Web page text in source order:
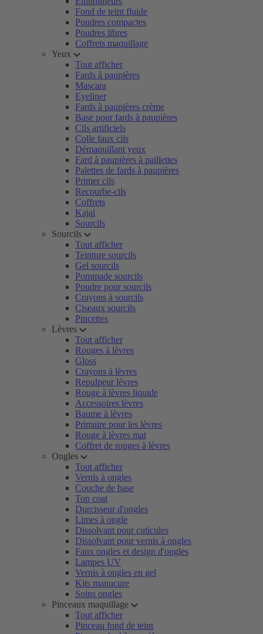
Fond de teint fluide
Poudres compactes
Poudres libres
Coffrets maquillage
Yeux
Tout afficher
Fards à paupières
Mascara
Eyeliner
Fards à paupières crème
Base pour fards à paupières
Cils artificiels
Colle faux cils
Démaquillant yeux
Fard à paupières à paillettes
Palettes de fards à paupières
Primer cils
Recourbe-cils
Coffrets
Kajal
Sourcils
Sourcils
Tout afficher
Teinture sourcils
Gel sourcils
Pommade sourcils
Poudre pour sourcils
Crayons à sourcils
Ciseaux sourcils
Pincettes
Lèvres
Tout afficher
Rouges à lèvres
Gloss
Crayons à lèvres
Repulpeur lèvres
Rouge à lèvres liquide
Accessoires lèvres
Baume à lèvres
Primaire pour les lèvres
Rouge à lèvres mat
Coffret de rouges à lèvres
Ongles
Tout afficher
Vernis à ongles
Couche de base
Top coat
Durcisseur d'ongles
Limes à ongle
Dissolvant pour cuticules
Dissolvant pour vernis à ongles
Faux ongles et design d'ongles
Lampes UV
Vernis à ongles en gel
Kits manucure
Soins ongles
Pinceaux maquillage
Tout afficher
Pinceau fond de teint